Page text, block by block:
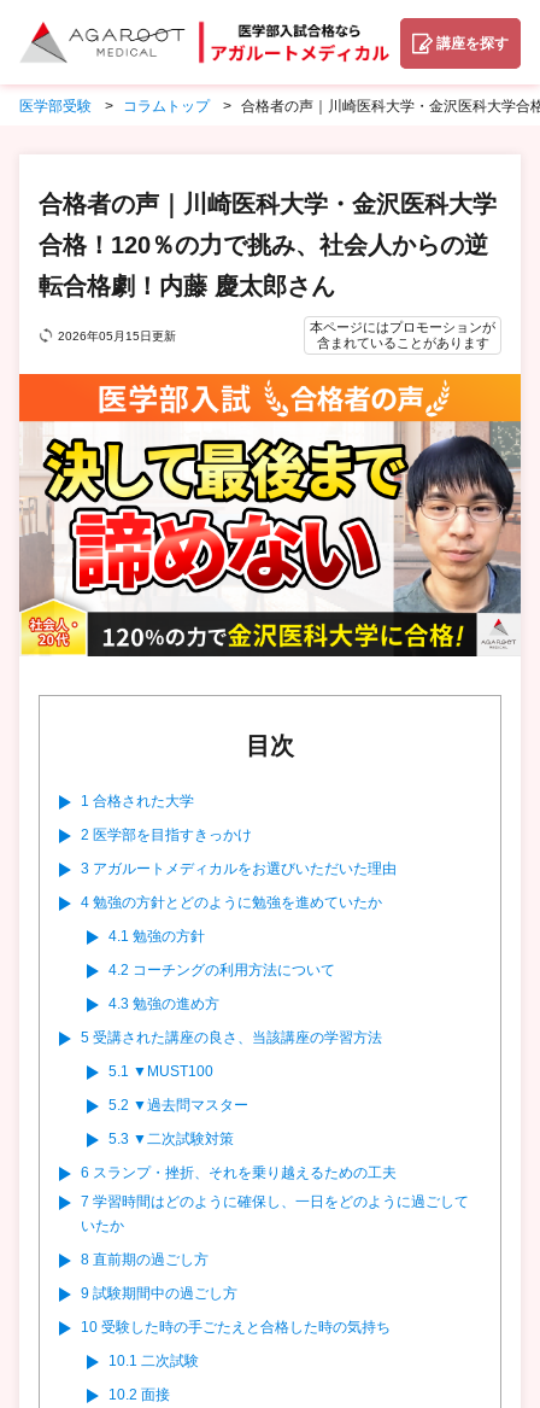
講座を探す
医学部受験 コラムトップ 合格者の声｜川崎医科大学・金沢医科大学
合格者の声｜川崎医科大学・金沢医科大学
合格！120％の力で挑み、社会人からの逆
転合格劇！内藤 慶太郎さん
2026年05月15日更新
本ページにはプロモーションが
含まれていることがあります
目次
1 合格された大学
2 医学部を目指すきっかけ
3 アガルートメディカルをお選びいただいた理由
4 勉強の方針とどのように勉強を進めていたか
4.1 勉強の方針
4.2 コーチングの利用方法について
4.3勉強の進め方
5 受講された講座の良さ、当該講座の学習方法
5.1 ▼MUST100
5.2 ▼過去問マスター
5.3▼二次試験対策
6 スランプ・挫折、それを乗り越えるための工夫
7 学習時間はどのように確保し、一日をどのように過ごして
いたか
8 直前期の過ごし方
9 試験期間中の過ごし方
10 受験した時の手ごたえと合格した時の気持ち
10.1 二次試験
10.2 面接